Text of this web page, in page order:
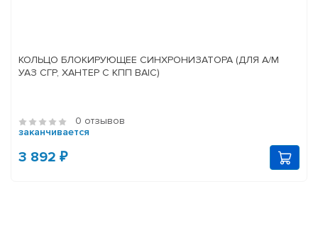
КОЛЬЦО БЛОКИРУЮЩЕЕ СИНХРОНИЗАТОРА (ДЛЯ А/М
УАЗ СГР, ХАНТЕР С КПП BAIC)
0 отзывов
заканчивается
3 892 ₽